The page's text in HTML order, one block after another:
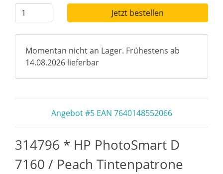
Jetzt bestellen
Momentan nicht an Lager. Frühestens ab
14.08.2026 lieferbar
Angebot #5 EAN 7640148552066
314796 * HP PhotoSmart D
7160 / Peach Tintenpatrone